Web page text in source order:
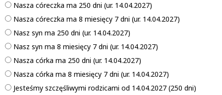
Nasza córeczka ma 250 dni (ur. 14.04.2027)
Nasza córeczka ma 8 miesięcy 7 dni (ur. 14.04.2027)
Nasz syn ma 250 dni (ur. 14.04.2027)
Nasz syn ma 8 miesięcy 7 dni (ur. 14.04.2027)
Nasza córka ma 250 dni (ur. 14.04.2027)
Nasza córka ma 8 miesięcy 7 dni (ur. 14.04.2027)
Jesteśmy szczęśliwymi rodzicami od 14.04.2027 (250 dni)